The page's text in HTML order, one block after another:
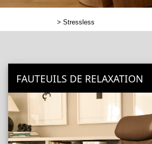
> Stressless
FAUTEUILS DE RELAXATION